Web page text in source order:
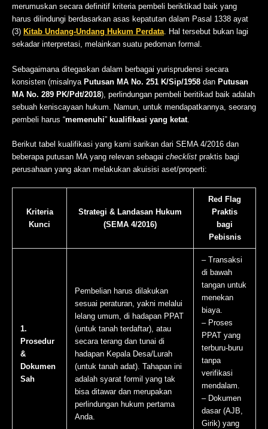
merumuskan secara definitif kriteria pembeli beriktikad baik yang
harus dilindungi berdasarkan asas kepatutan dalam Pasal 1338 ayat
(3) Kitab Undang-Undang Hukum Perdata. Hal tersebut bukan lagi
sekadar interpretasi, melainkan suatu pedoman formal.
Sebagaimana ditegaskan dalam berbagai yurisprudensi secara
konsisten (misalnya Putusan MA No. 251 K/Sip/1958 dan Putusan
MA No. 289 PK/Pdt/2018), perlindungan pembeli beritikad baik adalah
sebuah keniscayaan hukum. Namun, untuk mendapatkannya, seorang
pembeli harus “memenuhi” kualifikasi yang ketat.
Berikut tabel kualifikasi yang kami sarikan dari SEMA 4/2016 dan
beberapa putusan MA yang relevan sebagai checklist praktis bagi
perusahaan yang akan melakukan akuisisi aset/properti:
Kriteria
Kunci
Strategi & Landasan Hukum
(SEMA 4/2016)
Red Flag
Praktis
bagi
Pebisnis
1.
Prosedur
&
Dokumen
Sah
Pembelian harus dilakukan
sesuai peraturan, yakni melalui
lelang umum, di hadapan PPAT
(untuk tanah terdaftar), atau
secara terang dan tunai di
hadapan Kepala Desa/Lurah
(untuk tanah adat). Tahapan ini
adalah syarat formil yang tak
bisa ditawar dan merupakan
perlindungan hukum pertama
Anda.
– Transaksi
di bawah
tangan untuk
menekan
biaya.
– Proses
PPAT yang
terburu-buru
tanpa
verifikasi
mendalam.
– Dokumen
dasar (AJB,
Girik) yang